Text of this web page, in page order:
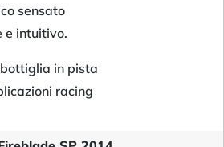
sensato
e intuitivo.
in pista
racing